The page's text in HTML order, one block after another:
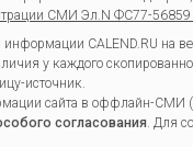
СМИ Эл.N ФС77-56859
CALEND.RU на
у каждого
источник.
сайта в оффлайн-СМИ
согласования . Для